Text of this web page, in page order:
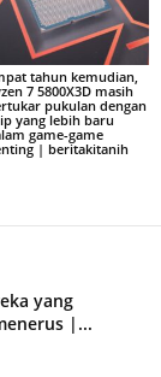
tahun kemudian,
7 5800X3D masih
pukulan dengan
yang lebih baru
game-game
| beritakitanih
yang
|...